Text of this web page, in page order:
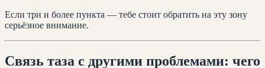
Если три и более пункта — тебе стоит обратить на эту зону
серьёзное внимание.
Связь таза с другими проблемами: чего